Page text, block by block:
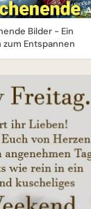
Bilder - Ein
Entspannen